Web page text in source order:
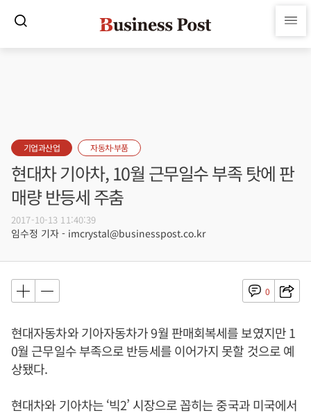
기업과산업 자동차·부품
현대차 기아차, 10월 근무일수 부족 탓에 판
매량 반등세 주춤
2017-10-13 11:40:39
임수정 기자 - imcrystal@businesspost.co.kr
0
현대자동차와 기아자동차가 9월 판매회복세를 보였지만 1
0월 근무일수 부족으로 반등세를 이어가지 못할 것으로 예
상됐다.
현대차와 기아차는 ‘빅2’ 시장으로 꼽히는 중국과 미국에서